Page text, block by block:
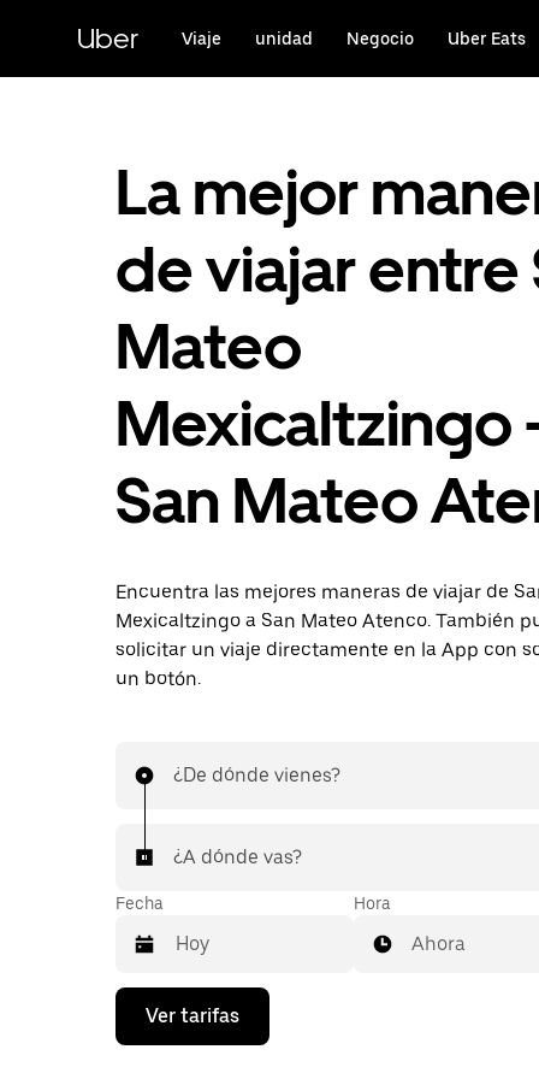
contenido
principal
Uber Viaje unidad Negocio Uber Eats
La mejor
de viajar entre
Mateo
Mexicaltzingo
San Mateo
Encuentra las mejores maneras de viajar de
Mexicaltzingo a San Mateo Atenco. También
solicitar un viaje directamente en la App con
un botón.
¿De dónde vienes?
¿A dónde vas?
Fecha
Presiona
flecha
Hora
Ahora
Ver tarifas